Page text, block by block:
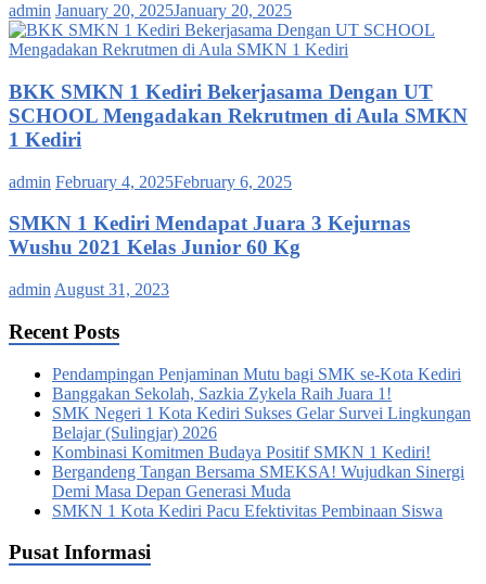
admin January 20, 2025January 20, 2025
BKK SMKN 1 Kediri Bekerjasama Dengan UT
SCHOOL Mengadakan Rekrutmen di Aula SMKN
1 Kediri
admin February 4, 2025February 6, 2025
SMKN 1 Kediri Mendapat Juara 3 Kejurnas
Wushu 2021 Kelas Junior 60 Kg
admin August 31, 2023
Recent Posts
Pendampingan Penjaminan Mutu bagi SMK se-Kota Kediri
Banggakan Sekolah, Sazkia Zykela Raih Juara 1!
SMK Negeri 1 Kota Kediri Sukses Gelar Survei Lingkungan
Belajar (Sulingjar) 2026
Kombinasi Komitmen Budaya Positif SMKN 1 Kediri!
Bergandeng Tangan Bersama SMEKSA! Wujudkan Sinergi
Demi Masa Depan Generasi Muda
SMKN 1 Kota Kediri Pacu Efektivitas Pembinaan Siswa
Pusat Informasi